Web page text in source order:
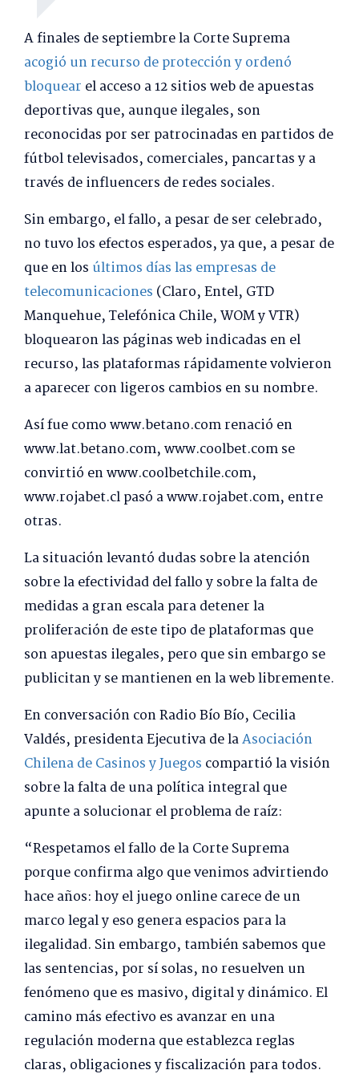
A finales de septiembre la Corte Suprema
acogió un recurso de protección y ordenó
bloquear el acceso a 12 sitios web de apuestas
deportivas que, aunque ilegales, son
reconocidas por ser patrocinadas en partidos de
fútbol televisados, comerciales, pancartas y a
través de influencers de redes sociales.
Sin embargo, el fallo, a pesar de ser celebrado,
no tuvo los efectos esperados, ya que, a pesar de
que en los últimos días las empresas de
telecomunicaciones (Claro, Entel, GTD
Manquehue, Telefónica Chile, WOM y VTR)
bloquearon las páginas web indicadas en el
recurso, las plataformas rápidamente volvieron
a aparecer con ligeros cambios en su nombre.
Así fue como www.betano.com renació en
www.lat.betano.com, www.coolbet.com se
convirtió en www.coolbetchile.com,
www.rojabet.cl pasó a www.rojabet.com, entre
otras.
La situación levantó dudas sobre la atención
sobre la efectividad del fallo y sobre la falta de
medidas a gran escala para detener la
proliferación de este tipo de plataformas que
son apuestas ilegales, pero que sin embargo se
publicitan y se mantienen en la web libremente.
En conversación con Radio Bío Bío, Cecilia
Valdés, presidenta Ejecutiva de laAsociación
Chilena de Casinos y Juegos compartió la visión
sobre la falta de una política integral que
apunte a solucionar el problema de raíz:
“Respetamos el fallo de la Corte Suprema
porque confirma algo que venimos advirtiendo
hace años: hoy el juego online carece de un
marco legal y eso genera espacios para la
ilegalidad. Sin embargo, también sabemos que
las sentencias, por sí solas, no resuelven un
fenómeno que es masivo, digital y dinámico. El
camino más efectivo es avanzar en una
regulación moderna que establezca reglas
claras, obligaciones y fiscalización para todos.